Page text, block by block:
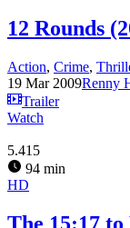
12 Rounds
Action, Crime,
19 Mar 2009Renny
Trailer
Watch
5.415
94 min
HD
The 15:17 to